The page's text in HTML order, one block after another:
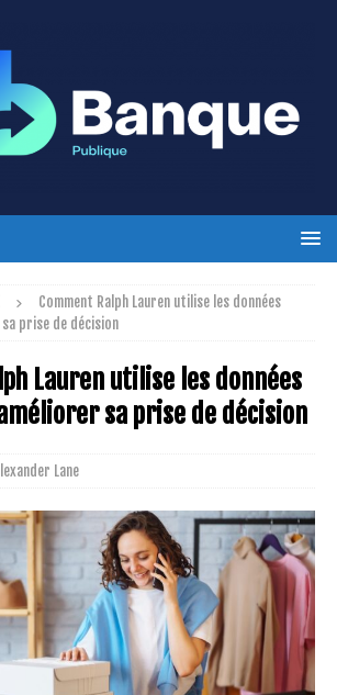
Comment Ralph Lauren utilise les données
prise de décision
Lauren utilise les données
sa prise de décision
Lane